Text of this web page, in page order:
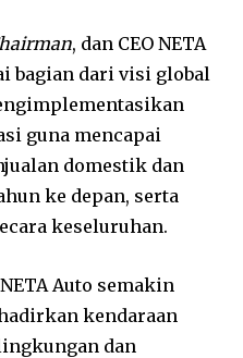
, dan CEO NETA
bagian dari visi global
guna mencapai
domestik dan
ke depan, serta
keseluruhan.
Auto semakin
kendaraan
dan